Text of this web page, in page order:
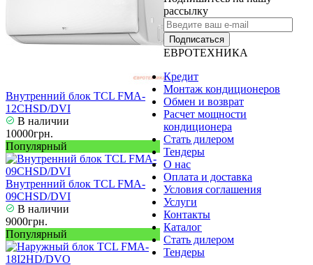
Внутренний блок TCL FMA-
12CHSD/DVI
В наличии
10000грн.
Популярный
Внутренний блок TCL FMA-
09CHSD/DVI
В наличии
9000грн.
Популярный
рассылку
Подписаться
ЕВРОТЕХНИКА
Кредит
Монтаж кондиционеров
Обмен и возврат
Расчет мощности
кондиционера
Стать дилером
Тендеры
О нас
Оплата и доставка
Условия соглашения
Услуги
Контакты
Каталог
Стать дилером
Тендеры